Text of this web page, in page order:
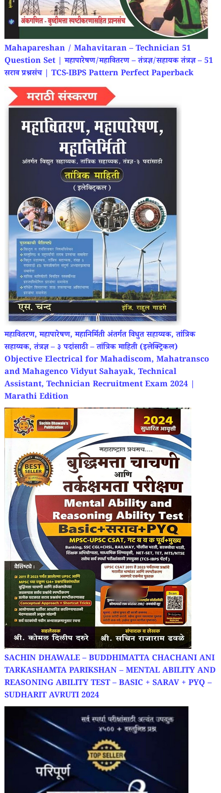
Mahapareshan / Mahavitaran – Technician 51
Question Set | महापारेषण/महावितरण – तंत्रज्ञ/सहायक तंत्रज्ञ – 51
सराव प्रश्नसंच | TCS-IBPS PatternPerfect Paperback
महावितरण, महापारेषण, महानिर्मिती अंतर्गत विधुत सहाय्यक, तांत्रिक
सहाय्यक, तंत्रज्ञ – ३ पदांसाठी – तांत्रिक माहिती (इलेक्ट्रिकल)
Objective Electrical for Mahadiscom, Mahatransco
and Mahagenco Vidyut Sahayak, Technical
Assistant, Technician Recruitment Exam 2024 |
Marathi Edition
SACHIN DHAWALE – BUDDHIMATTA CHACHANI ANI
TARKASHAMTA PARIKSHAN – MENTAL ABILITY AND
REASONING ABILITY TEST – BASIC + SARAV + PYQ –
SUDHARIT AVRUTI 2024